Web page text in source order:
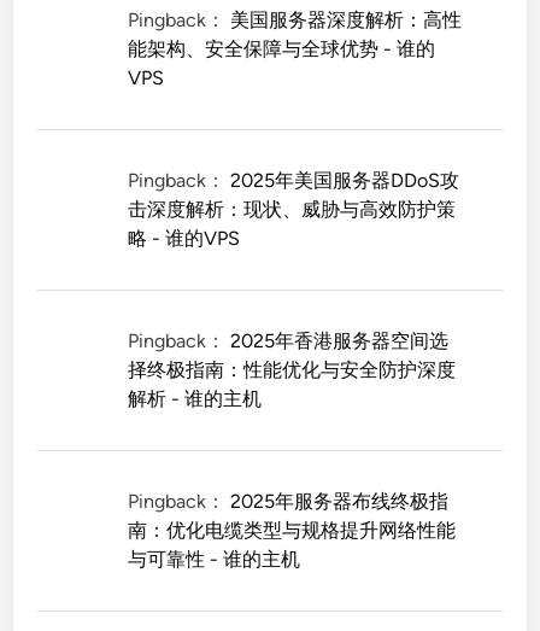
Pingback： 美国服务器深度解析：高性
能架构、安全保障与全球优势 - 谁的
VPS
Pingback：2025年美国服务器DDoS攻
击深度解析：现状、威胁与高效防护策
略 - 谁的VPS
Pingback：2025年香港服务器空间选
择终极指南：性能优化与安全防护深度
解析 - 谁的主机
Pingback：2025年服务器布线终极指
南：优化电缆类型与规格提升网络性能
与可靠性 - 谁的主机